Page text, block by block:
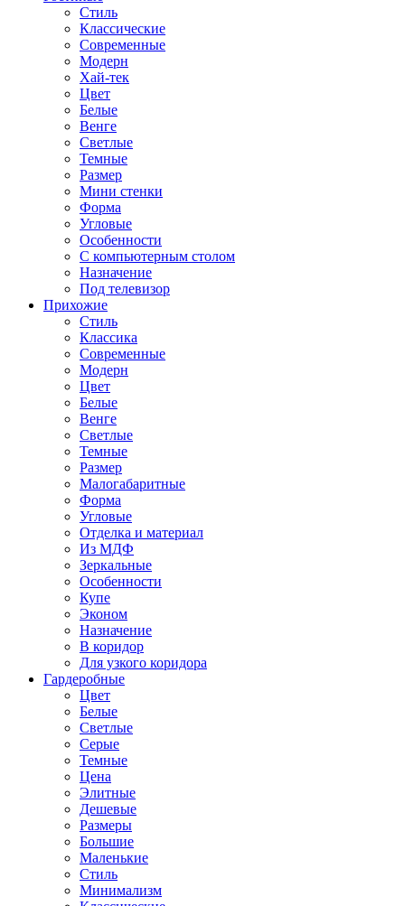
Стиль
Классические
Современные
Модерн
Хай-тек
Цвет
Белые
Венге
Светлые
Темные
Размер
Мини стенки
Форма
Угловые
Особенности
С компьютерным столом
Назначение
Под телевизор
Прихожие
Стиль
Классика
Современные
Модерн
Цвет
Белые
Венге
Светлые
Темные
Размер
Малогабаритные
Форма
Угловые
Отделка и материал
Из МДФ
Зеркальные
Особенности
Купе
Эконом
Назначение
В коридор
Для узкого коридора
Гардеробные
Цвет
Белые
Светлые
Серые
Темные
Цена
Элитные
Дешевые
Размеры
Большие
Маленькие
Стиль
Минимализм